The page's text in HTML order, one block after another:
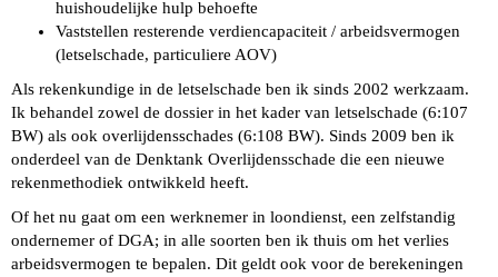
huishoudelijke hulp behoefte
Vaststellen resterende verdiencapaciteit / arbeidsvermogen
(letselschade, particuliere AOV)
Als rekenkundige in de letselschade ben ik sinds 2002 werkzaam.
Ik behandel zowel de dossier in het kader van letselschade (6:107
BW) als ook overlijdensschades (6:108 BW). Sinds 2009 ben ik
onderdeel van de Denktank Overlijdensschade die een nieuwe
rekenmethodiek ontwikkeld heeft.
Of het nu gaat om een werknemer in loondienst, een zelfstandig
ondernemer of DGA; in alle soorten ben ik thuis om het verlies
arbeidsvermogen te bepalen. Dit geldt ook voor de berekeningen